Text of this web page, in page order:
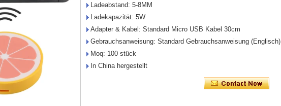
Ladeabstand: 5-8MM
Ladekapazität: 5W
Adapter & Kabel: Standard Micro USB Kabel 30cm
Gebrauchsanweisung: Standard Gebrauchsanweisung (Englisch)
Moq: 100 stück
In China hergestellt